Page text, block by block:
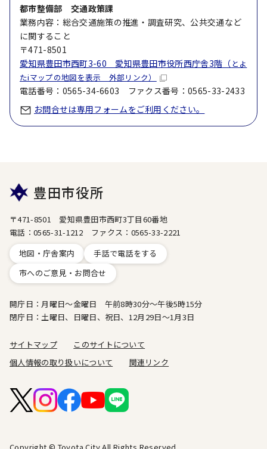
都市整備部 交通政策課
業務内容：総合交通施策の推進・調査研究、公共交通など
に関すること
〒471-8501
愛知県豊田市西町3-60 愛知県豊田市役所西庁舎3階（ とよ
たiマップの地図を表示 外部リンク）
電話番号：0565-34-6603 ファクス番号：0565-33-2433
お問合せは専用フォームをご利用ください。
豊田市役所
〒471-8501 愛知県豊田市西町3丁目60番地
電話：0565-31-1212 ファクス：0565-33-2221
地図・庁舎案内
手話で電話をする
市へのご意見・お問合せ
開庁日：月曜日～金曜日 午前8時30分～午後5時15分
閉庁日：土曜日、日曜日、祝日、12月29日～1月3日
サイトマップ
このサイトについて
個人情報の取り扱いについて
関連リンク